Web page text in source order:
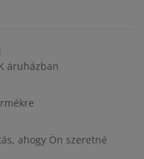
áruházban
ahogy Ön szeretné
nyújtunk
használunk a